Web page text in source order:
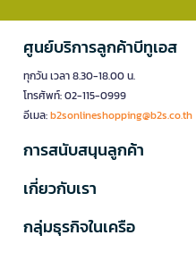
ศูนย์บริการลูกค้าบีทูเอส
ทุกวัน เวลา 8.30-18.00 น.
โทรศัพท์: 02-115-0999
อีเมล:b2sonlineshopping@b2s.co.th
การสนับสนุนลูกค้า
เกี่ยวกับเรา
กลุ่มธุรกิจในเครือ